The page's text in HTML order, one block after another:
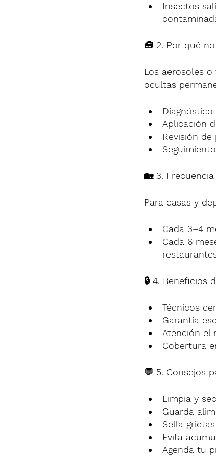
Insectos
🧰 2. Por qué
Los aerosoles
ocultas
Aplicación
Revisión
🏡 3.
Para casas y
Cada 3–4
Cada 6
🔒 4. Beneficios
Técnicos
Garantía
Atención el
Cobertura
💬 5. Consejos
Limpia y
Guarda
Sella
Evita
Agenda tu